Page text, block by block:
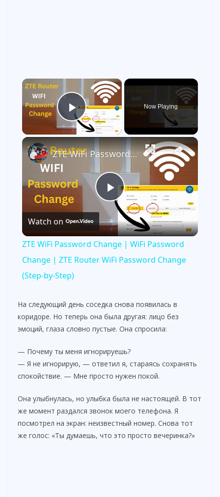
×
Play Video
Now Playing
×
P
l
a
V
i
d
e
o
ZTE WiFi Password Change | WiFi Password Change | ZTE Router WiFi Password Change (Step-by-Step)
Watch on
ZTE WiFi Password Change | WiFi Password
Change | ZTE Router WiFi Password Change
(Step-by-Step)
На следующий день соседка снова появилась в
коридоре. Но теперь она была другая: лицо без
эмоций, глаза словно пустые. Она спросила:
— Почему ты меня игнорируешь?
— Я не игнорирую, — ответил я, стараясь сохранять
спокойствие. — Мне просто нужен покой.
Она улыбнулась, но улыбка была не настоящей. В тот
же момент раздался звонок моего телефона. Я
посмотрел на экран: неизвестный номер. Снова тот
же голос: «Ты думаешь, что это просто вечеринка?»